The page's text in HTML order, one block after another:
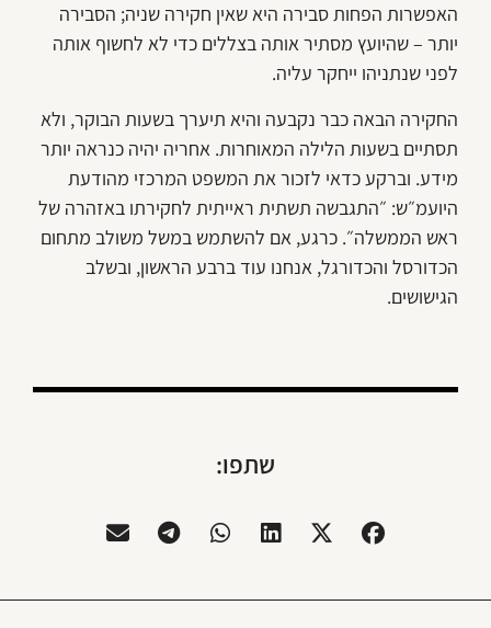
האפשרות הפחות סבירה היא שאין חקירה שניה; הסבירה
יותר – שהיועץ מסתיר אותה בצללים כדי לא לחשוף אותה
לפני שנתניהו ייחקר עליה.
החקירה הבאה כבר נקבעה והיא תיערך בשעות הבוקר, ולא
תסתיים בשעות הלילה המאוחרות. אחריה יהיה כנראה יותר
מידע. וברקע כדאי לזכור את המשפט המרכזי מהודעת
היועמ״ש: ״התגבשה תשתית ראייתית לחקירתו באזהרה של
ראש הממשלה״. כרגע, אם להשתמש במשל משולב מתחום
הכדורסל והכדורגל, אנחנו עוד ברבע הראשון, ובשלב
הגישושים.
שתפו: